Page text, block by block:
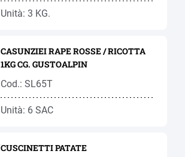
Unità: 3 KG.
CASUNZIEI RAPE ROSSE / RICOTTA
1KG CG. GUSTOALPIN
Cod.: SL65T
Unità: 6 SAC
CUSCINETTI PATATE